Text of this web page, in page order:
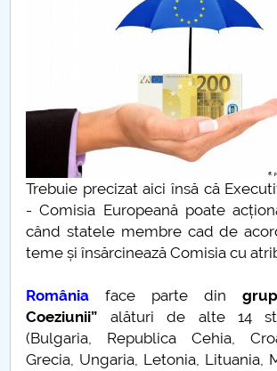
Thomas Molnar
In memoriam Luiza Petre PARVAN
Un model socio-politic deformat
Nu se practica libertatea, nu
POVESTEA CENTRULUI
I’m a trainer. What’s your
noi obiceiuri
Cassandre și profeți
Trebuie precizat aici însă că
- Comisia Europeană poate
când statele membre cad de
teme și însărcinează Comisia cu
Româniaface parte din
Coeziunii” alături de alte 14
(Bulgaria, Republica Cehia,
Grecia, Ungaria, Letonia, Lituania,